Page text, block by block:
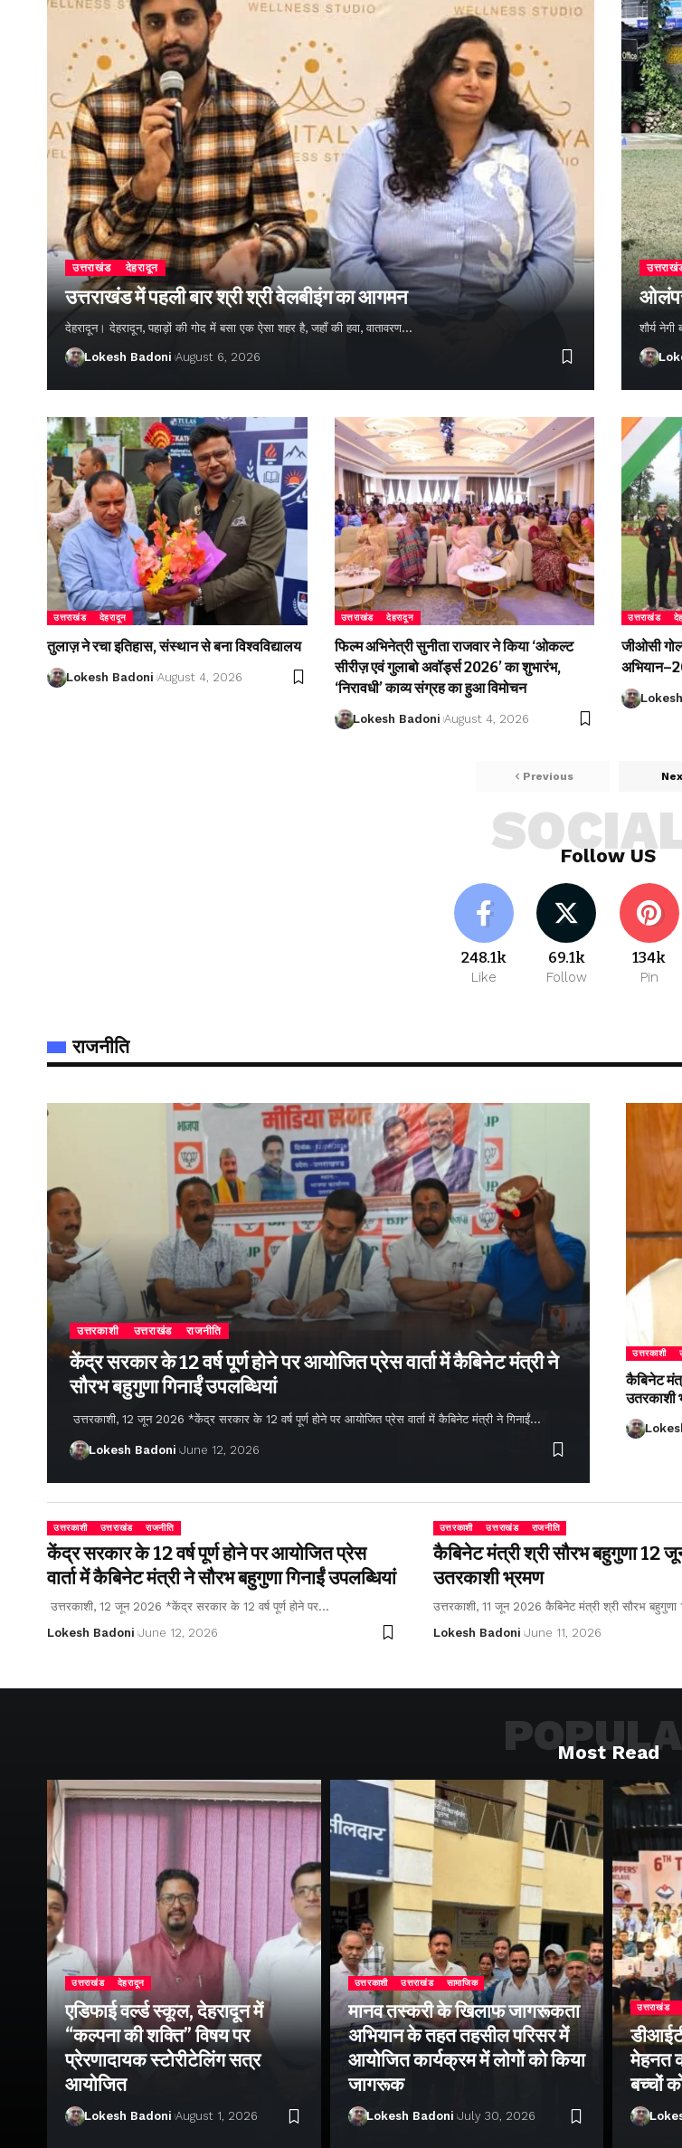
उत्तराखंड देहरादून
उत्तराखंड में पहली बार श्री श्री वेलबीइंग का आगमन
देहरादून। देहरादून, पहाड़ों की गोद में बसा एक ऐसा शहर है, जहाँ की हवा, वातावरण…
Lokesh Badoni August 6, 2026
शौर्य
उत्तराखंड देहरादून
तुलाज़ ने रचा इतिहास, संस्थान से बना विश्वविद्यालय
Lokesh Badoni August 4, 2026
उत्तराखंड देहरादून
फिल्म अभिनेत्री सुनीता राजवार ने किया ‘ओकल्ट
सीरीज़ एवं गुलाबो अवॉर्ड्स 2026’ का शुभारंभ,
‘निरावधी’ काव्य संग्रह का हुआ विमोचन
Lokesh Badoni August 4, 2026
उत्तराखंड
जीओसी
Previous
Follow US
248.1k
Like
69.1k
Follow
134k
Pin
राजनीति
उत्तरकाशी उत्तराखंड राजनीति
केंद्र सरकार के 12 वर्ष पूर्ण होने पर आयोजित प्रेस वार्ता में कैबिनेट मंत्री ने
सौरभ बहुगुणा गिनाईं उपलब्धियां
उत्तरकाशी, 12 जून 2026 *केंद्र सरकार के 12 वर्ष पूर्ण होने पर आयोजित प्रेस वार्ता में कैबिनेट मंत्री ने गिनाईं…
Lokesh Badoni June 12, 2026
उत्तरकाशी
कैबिनेट
उतरकाशी
उत्तरकाशी उत्तराखंड राजनीति
केंद्र सरकार के 12 वर्ष पूर्ण होने पर आयोजित प्रेस
वार्ता में कैबिनेट मंत्री ने सौरभ बहुगुणा गिनाईं उपलब्धियां
उत्तरकाशी, 12 जून 2026 *केंद्र सरकार के 12 वर्ष पूर्ण होने पर…
Lokesh Badoni June 12, 2026
उत्तरकाशी उत्तराखंड राजनीति
कैबिनेट मंत्री श्री सौरभ बहुगुणा 12
उतरकाशी भ्रमण
उत्तरकाशी, 11 जून 2026 कैबिनेट मंत्री श्री सौरभ
Lokesh Badoni June 11, 2026
Most Read
उत्तराखंड देहरादून
एडिफाई वर्ल्ड स्कूल, देहरादून में
“कल्पना की शक्ति” विषय पर
प्रेरणादायक स्टोरीटेलिंग सत्र
आयोजित
Lokesh Badoni August 1, 2026
उत्तरकाशी उत्तराखंड सामाजिक
मानव तस्करी के खिलाफ जागरूकता
अभियान के तहत तहसील परिसर में
आयोजित कार्यक्रम में लोगों को किया
जागरूक
Lokesh Badoni July 30, 2026
उत्तराखंड
मेहनत
बच्चों